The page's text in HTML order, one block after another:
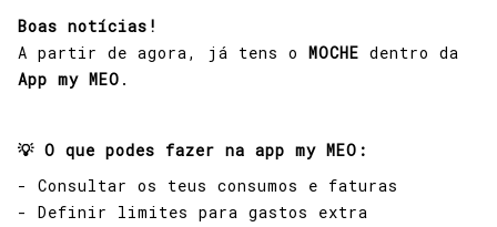
Boas notícias!
A partir de agora, já tens o MOCHE dentro da
App my MEO .
💡 O que podes fazer na app my MEO:
- Consultar os teus consumos e faturas
- Definir limites para gastos extra